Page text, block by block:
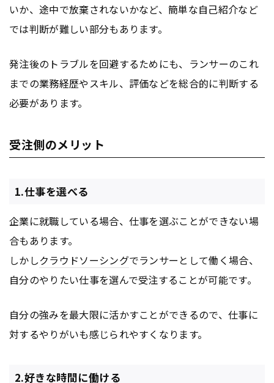
いか、途中で放棄されないかなど、簡単な自己紹介など
では判断が難しい部分もあります。
発注後のトラブルを回避するためにも、ランサーのこれ
までの業務経歴やスキル、評価などを総合的に判断する
必要があります。
受注側のメリット
1.仕事を選べる
企業に就職している場合、仕事を選ぶことができない場
合もあります。
しかしクラウドソーシングでランサーとして働く場合、
自分のやりたい仕事を選んで受注することが可能です。
自分の強みを最大限に活かすことができるので、仕事に
対するやりがいも感じられやすくなります。
2.好きな時間に働ける